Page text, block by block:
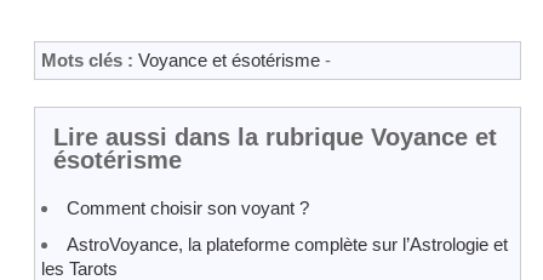
Mots clés : Voyance et ésotérisme -
Lire aussi dans la rubrique Voyance et
ésotérisme
Comment choisir son voyant ?
AstroVoyance, la plateforme complète sur l’Astrologie et
les Tarots